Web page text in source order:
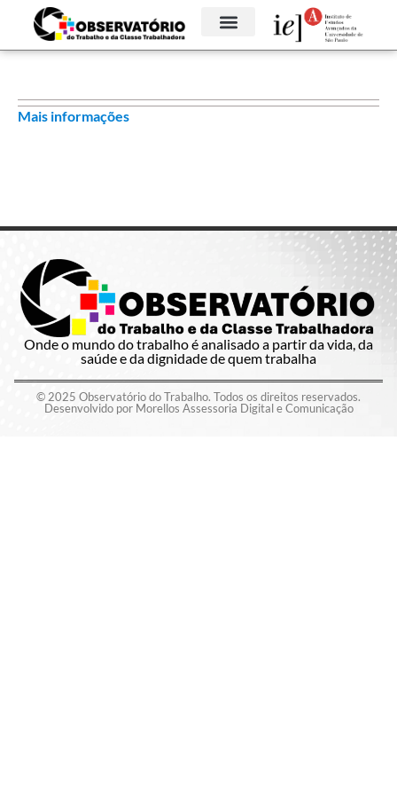
Mais informações
Onde o mundo do trabalho é analisado a partir da vida, da
saúde e da dignidade de quem trabalha
© 2025 Observatório do Trabalho. Todos os direitos reservados.
Desenvolvido por Morellos Assessoria Digital e Comunicação